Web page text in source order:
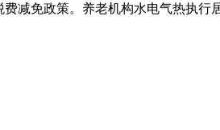
减免政策。养老机构水电气热执